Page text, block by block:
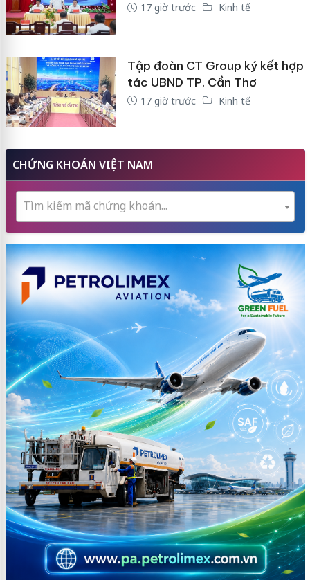
17 giờ trước Kinh tế
Tập đoàn CT Group ký kết hợp
tác UBND TP. Cần Thơ
17 giờ trước Kinh tế
CHỨNG KHOÁN VIỆT NAM
Tìm kiếm mã chứng khoán...